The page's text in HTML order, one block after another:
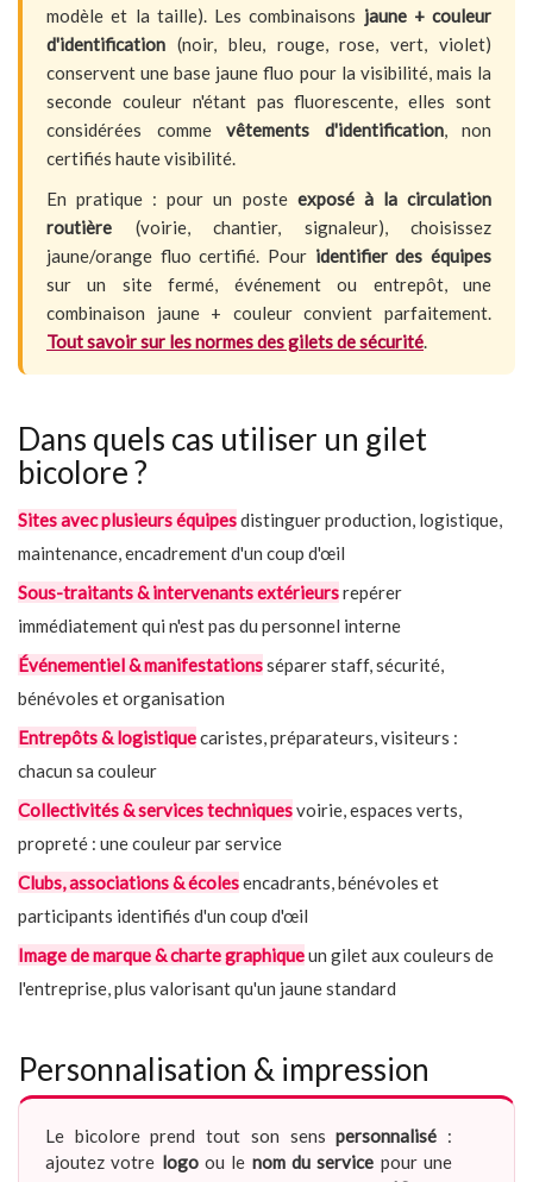
modèle et la taille). Les combinaisons jaune + couleur
d'identification (noir, bleu, rouge, rose, vert, violet)
conservent une base jaune fluo pour la visibilité, mais la
seconde couleur n'étant pas fluorescente, elles sont
considérées comme vêtements d'identification, non
certifiés haute visibilité.
En pratique : pour un poste exposé à la circulation
routière (voirie, chantier, signaleur), choisissez
jaune/orange fluo certifié. Pour identifier des équipes
sur un site fermé, événement ou entrepôt, une
combinaison jaune + couleur convient parfaitement.
Tout savoir sur les normes des gilets de sécurité.
Dans quels cas utiliser un gilet
bicolore ?
Sites avec plusieurs équipesdistinguer production, logistique,
maintenance, encadrement d'un coup d'œil
Sous-traitants & intervenants extérieursrepérer
immédiatement qui n'est pas du personnel interne
Événementiel & manifestationsséparer staff, sécurité,
bénévoles et organisation
Entrepôts & logistiquecaristes, préparateurs, visiteurs :
chacun sa couleur
Collectivités & services techniquesvoirie, espaces verts,
propreté : une couleur par service
Clubs, associations & écolesencadrants, bénévoles et
participants identifiés d'un coup d'œil
Image de marque & charte graphiqueun gilet aux couleurs de
l'entreprise, plus valorisant qu'un jaune standard
Personnalisation & impression
Le bicolore prend tout son senspersonnalisé :
ajoutez votre logoou le nom du service pour une